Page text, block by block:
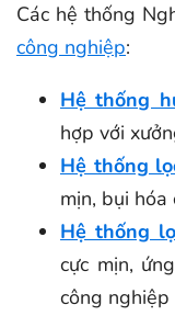
Các hệ thống
công nghiệp:
Hệ thống
hợp với
Hệ thống
mịn, bụi hóa
Hệ thống
cực mịn,
công nghiệp